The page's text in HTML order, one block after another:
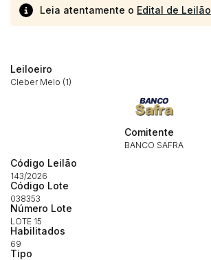
Leia atentamente o Edital de Leilão
Leiloeiro
Cleber Melo (1)
Comitente
BANCO SAFRA
Código Leilão
143/2026
Código Lote
038353
Número Lote
LOTE 15
Habilitados
69
Tipo
Envie sua Proposta
(Art. 895, CPC)
Clique aqui para fazer login
Habilite-se para efetuar lances ou
propostas